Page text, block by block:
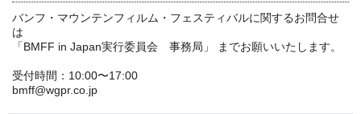
バンフ・マウンテンフィルム・フェスティバルに関するお問合せ
は
「BMFF in Japan実行委員会 事務局」 までお願いいたします。
受付時間：10:00〜17:00
bmff@wgpr.co.jp